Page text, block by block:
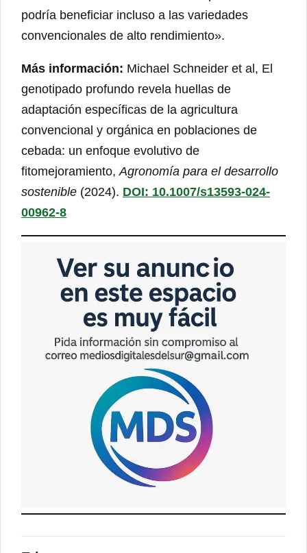
podría beneficiar incluso a las variedades
convencionales de alto rendimiento».
Más información: Michael Schneider et al, El
genotipado profundo revela huellas de
adaptación específicas de la agricultura
convencional y orgánica en poblaciones de
cebada: un enfoque evolutivo de
fitomejoramiento,Agronomía para el desarrollo
sostenible (2024). DOI: 10.1007/s13593-024-
00962-8